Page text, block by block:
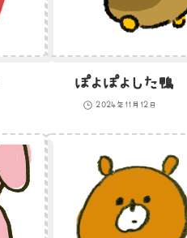
ぽよぽよした鴨
2024年11月12日